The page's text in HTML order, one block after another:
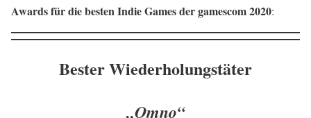
Awards für die besten Indie Games der gamescom 2020:
Bester Wiederholungstäter
„Omno“